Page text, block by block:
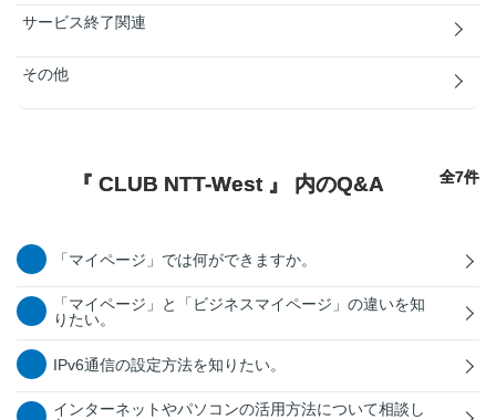
サービス終了関連
その他
『 CLUB NTT-West 』 内のQ&A 全7件
「マイページ」では何ができますか。
「マイページ」と「ビジネスマイページ」の違いを知
りたい。
IPv6通信の設定方法を知りたい。
インターネットやパソコンの活用方法について相談し